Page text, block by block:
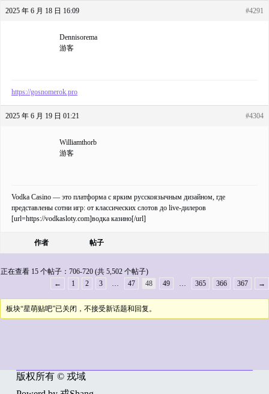
2025 年 6 月 18 日 16:09 #4291
Dennisorema
游客
https://gosnomerok.pro
2025 年 6 月 19 日 01:21 #4304
Williamthorb
游客
Vodka Casino — это платформа с ярким русскоязычным дизайном, где
представлены сотни игр: от классических слотов до live-дилеров
[url=https://vodkasloty.com]водка казино[/url]
作者 帖子
正在查看 15 个帖子：706-720 (共 5,502 个帖子)
←
1 2 3 … 47 48 49 … 365 366 367 →
板块“星萌贴吧”已关闭，不接受新话题和回复。
版权所有 © 戎域